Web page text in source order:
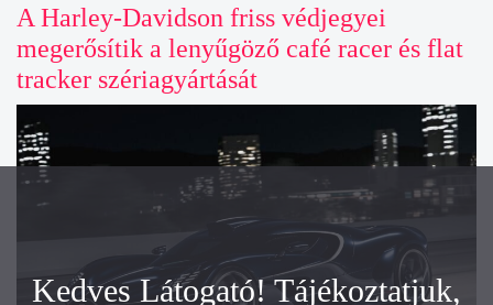
A Harley-Davidson friss védjegyei
megerősítik a lenyűgöző café racer és flat
tracker szériagyártását
Kedves Látogató! Tájékoztatjuk,